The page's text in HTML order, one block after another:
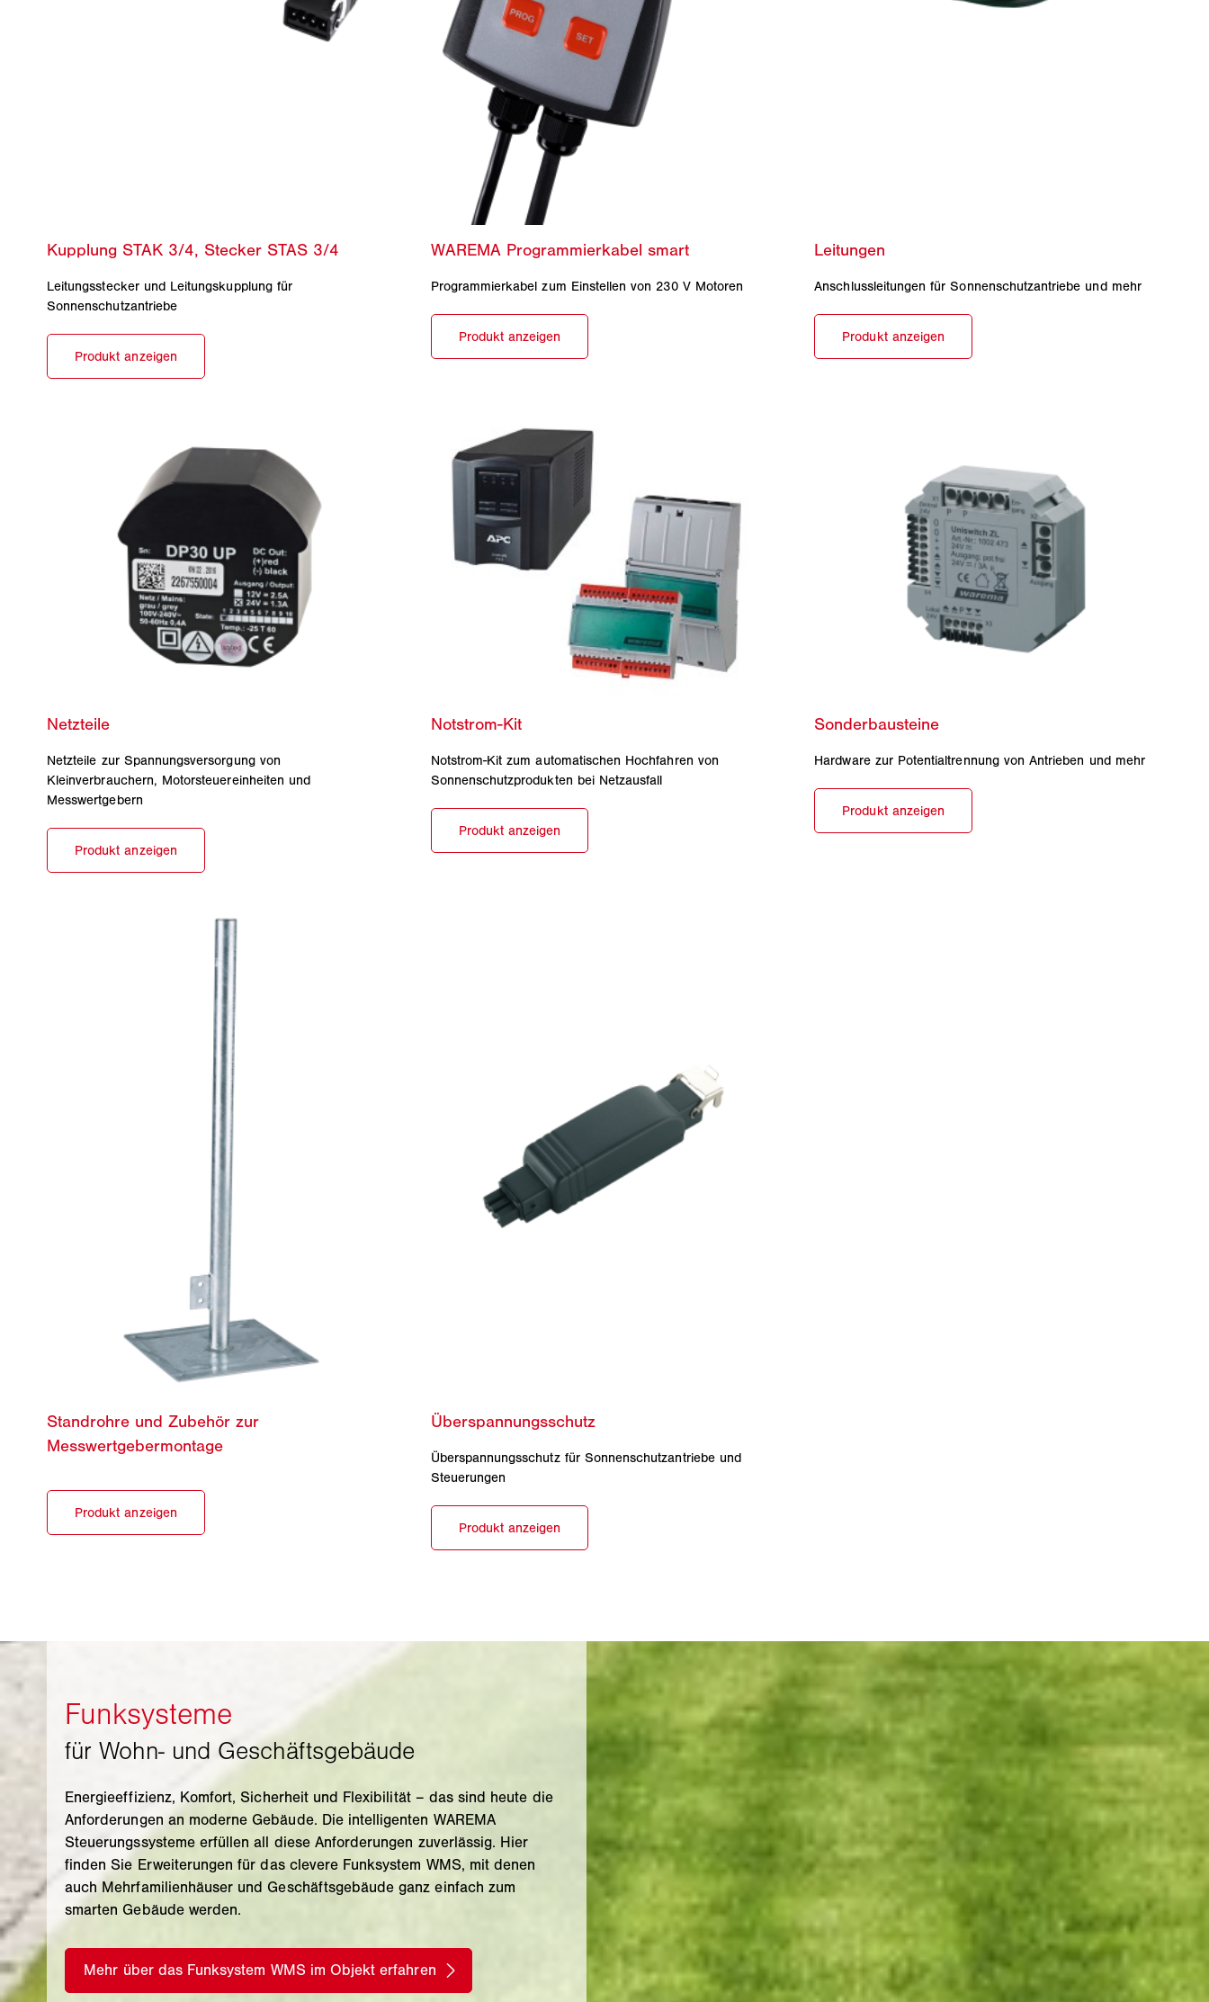
Leitungsstecker und Leitungskupplung für
Sonnenschutzantriebe
Programmierkabel zum Einstellen von 230 V Motoren Anschlussleitungen für Sonnenschutzantriebe und mehr
Netzteile zur Spannungsversorgung von
Kleinverbrauchern, Motorsteuereinheiten und
Messwertgebern
Notstrom-Kit zum automatischen Hochfahren von
Sonnenschutzprodukten bei Netzausfall
Hardware zur Potentialtrennung von Antrieben und mehr
Überspannungsschutz für Sonnenschutzantriebe und
Steuerungen
Energieeffizienz, Komfort, Sicherheit und Flexibilität – das sind heute die
Anforderungen an moderne Gebäude. Die intelligenten WAREMA
Steuerungssysteme erfüllen all diese Anforderungen zuverlässig. Hier
finden Sie Erweiterungen für das clevere Funksystem WMS, mit denen
auch Mehrfamilienhäuser und Geschäftsgebäude ganz einfach zum
smarten Gebäude werden.